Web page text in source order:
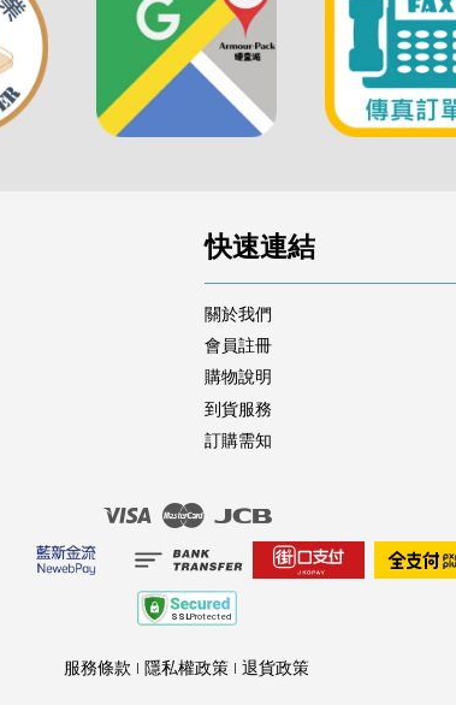
快速連結
關於我們
會員註冊
購物說明
到貨服務
訂購需知
Visa Master
服務條款 | 隱私權政策 | 退貨政策